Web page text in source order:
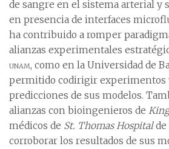
de sangre en el sistema arterial y
en presencia de interfaces
ha contribuido a romper
alianzas experimentales
unam, como en la Universidad de
permitido codirigir experimentos
predicciones de sus modelos.
alianzas con bioingenieros de
médicos de St. Thomas Hospitalde
corroborar los resultados de sus